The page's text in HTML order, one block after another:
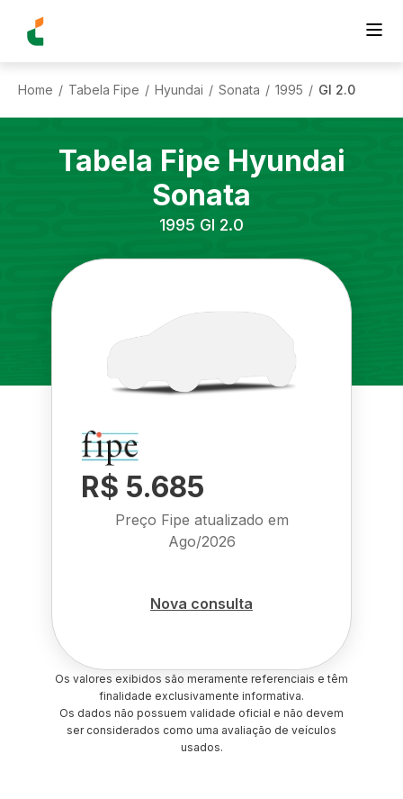
Home / Tabela Fipe / Hyundai / Sonata / 1995 / Gl 2.0
Tabela Fipe Hyundai
Sonata
1995 Gl 2.0
R$ 5.685
Preço Fipe atualizado em
Ago/2026
Nova consulta
Os valores exibidos são meramente referenciais e têm
finalidade exclusivamente informativa.
Os dados não possuem validade oficial e não devem
ser considerados como uma avaliação de veículos
usados.